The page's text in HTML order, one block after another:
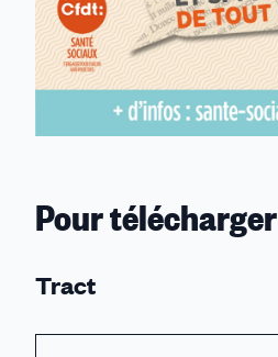
Pour télécharger
Tract